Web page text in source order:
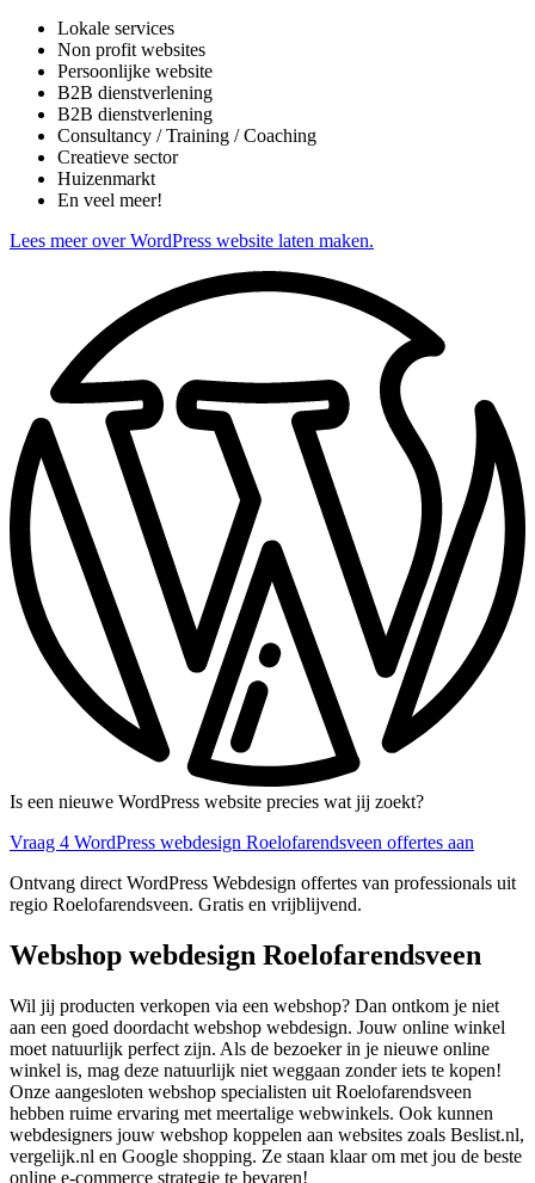
Lokale services
Non profit websites
Persoonlijke website
B2B dienstverlening
B2B dienstverlening
Consultancy / Training / Coaching
Creatieve sector
Huizenmarkt
En veel meer!
Lees meer over WordPress website laten maken.
Is een nieuwe WordPress website precies wat jij zoekt?
Vraag 4 WordPress webdesign Roelofarendsveen offertes aan
Ontvang direct WordPress Webdesign offertes van professionals uit
regio Roelofarendsveen. Gratis en vrijblijvend.
Webshop webdesign Roelofarendsveen
Wil jij producten verkopen via een webshop? Dan ontkom je niet
aan een goed doordacht webshop webdesign. Jouw online winkel
moet natuurlijk perfect zijn. Als de bezoeker in je nieuwe online
winkel is, mag deze natuurlijk niet weggaan zonder iets te kopen!
Onze aangesloten webshop specialisten uit Roelofarendsveen
hebben ruime ervaring met meertalige webwinkels. Ook kunnen
webdesigners jouw webshop koppelen aan websites zoals Beslist.nl,
vergelijk.nl en Google shopping. Ze staan klaar om met jou de beste
online e-commerce strategie te bevaren!